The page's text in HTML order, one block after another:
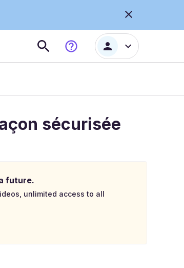
sécurisée
future.
unlimited access to all